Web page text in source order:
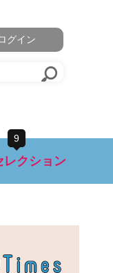
グイン
9
レクション